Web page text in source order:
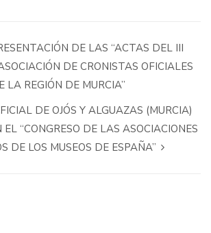
DE LAS “ACTAS DEL III
DE CRONISTAS OFICIALES
LA REGIÓN DE MURCIA”
DE OJÓS Y ALGUAZAS (MURCIA)
“CONGRESO DE LAS ASOCIACIONES
DE LOS MUSEOS DE ESPAÑA”